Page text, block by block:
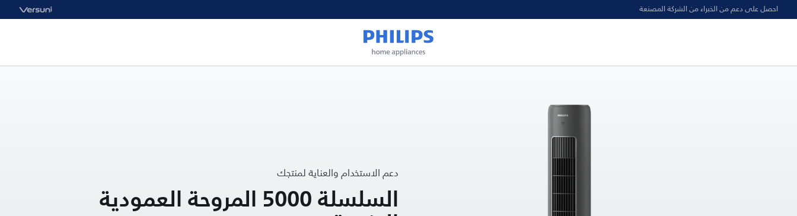
احصل على دعم من الخبراء من الشركة المصنعة
دعم الاستخدام والعناية لمنتجك
السلسلة 5000 المروحة العمودية